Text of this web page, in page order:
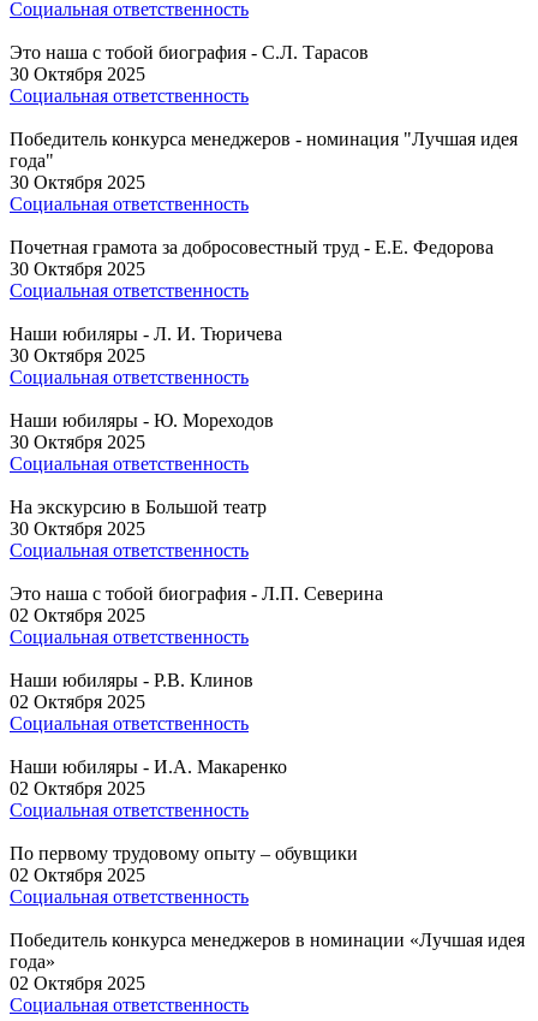
Социальная ответственность
Это наша с тобой биография - С.Л. Тарасов
30 Октября 2025
Социальная ответственность
Победитель конкурса менеджеров - номинация "Лучшая идея
года"
30 Октября 2025
Социальная ответственность
Почетная грамота за добросовестный труд - Е.Е. Федорова
30 Октября 2025
Социальная ответственность
Наши юбиляры - Л. И. Тюричева
30 Октября 2025
Социальная ответственность
Наши юбиляры - Ю. Мореходов
30 Октября 2025
Социальная ответственность
На экскурсию в Большой театр
30 Октября 2025
Социальная ответственность
Это наша с тобой биография - Л.П. Северина
02 Октября 2025
Социальная ответственность
Наши юбиляры - Р.В. Клинов
02 Октября 2025
Социальная ответственность
Наши юбиляры - И.А. Макаренко
02 Октября 2025
Социальная ответственность
По первому трудовому опыту – обувщики
02 Октября 2025
Социальная ответственность
Победитель конкурса менеджеров в номинации «Лучшая идея
года»
02 Октября 2025
Социальная ответственность